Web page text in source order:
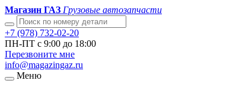
Магазин ГАЗ Грузовые автозапчасти
+7 (978) 732-02-20
ПН-ПТ с 9:00 до 18:00
Перезвоните мне
info@magazingaz.ru
Меню